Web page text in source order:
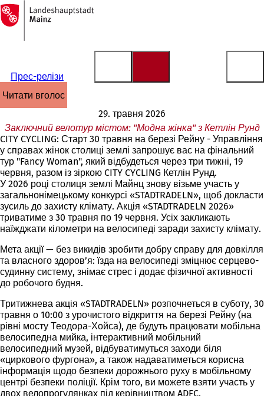
Перейти до змісту
На
головну
сторінку
Прес-релізи
читати вголос
29. травня 2026
Заключний велотур містом: "Модна жінка" з Кетлін Рунд
CITY CYCLING: Старт 30 травня на березі Рейну - Управління
у справах жінок столиці землі запрошує вас на фінальний
тур "Fancy Woman", який відбудеться через три тижні, 19
червня, разом із зіркою CITY CYCLING Кетлін Рунд.
У 2026 році столиця землі Майнц знову візьме участь у
загальнонімецькому конкурсі «STADTRADELN», щоб докласти
зусиль до захисту клімату. Акція «STADTRADELN 2026»
триватиме з 30 травня по 19 червня. Усіх закликають
наїжджати кілометри на велосипеді заради захисту клімату.
Мета акції — без викидів зробити добру справу для довкілля
та власного здоров’я: їзда на велосипеді зміцнює серцево-
судинну систему, знімає стрес і додає фізичної активності
до робочого будня.
Тритижнева акція «STADTRADELN» розпочнеться в суботу, 30
травня о 10:00 з урочистого відкриття на березі Рейну (на
рівні мосту Теодора-Хойса), де будуть працювати мобільна
велосипедна мийка, інтерактивний мобільний
велосипедний музей, відбуватимуться заходи біля
«циркового фургона», а також надаватиметься корисна
інформація щодо безпеки дорожнього руху в мобільному
центрі безпеки поліції. Крім того, ви можете взяти участь у
двох велопрогулянках під керівництвом ADFC.